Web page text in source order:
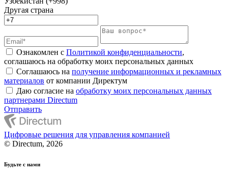
Другая страна
Ознакомлен с Политикой конфиденциальности,
соглашаюсь на обработку моих персональных данных
Соглашаюсь на получение информационных и рекламных
материалов от компании Директум
Даю согласие на обработку моих персональных данных
партнерами Directum
Отправить
Цифровые решения для управления компанией
© Directum, 2026
Будьте с нами